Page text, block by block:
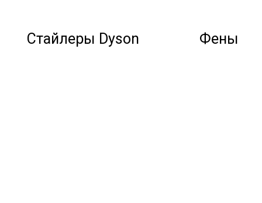
Стайлеры Dyson Фены